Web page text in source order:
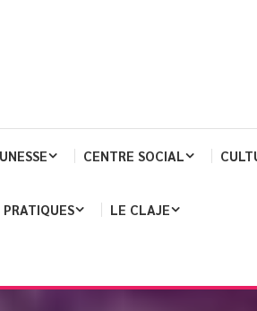
CENTRE SOCIAL
LE CLAJE